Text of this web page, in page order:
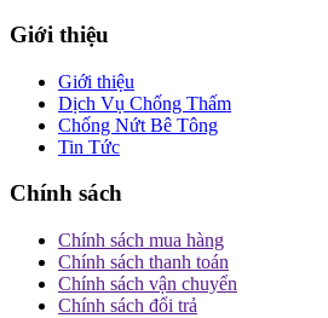
Giới thiệu
Giới thiệu
Dịch Vụ Chống Thấm
Chống Nứt Bê Tông
Tin Tức
Chính sách
Chính sách mua hàng
Chính sách thanh toán
Chính sách vận chuyển
Chính sách đổi trả